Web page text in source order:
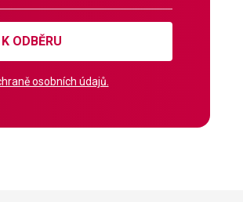
ODBĚRU
osobních údajů.